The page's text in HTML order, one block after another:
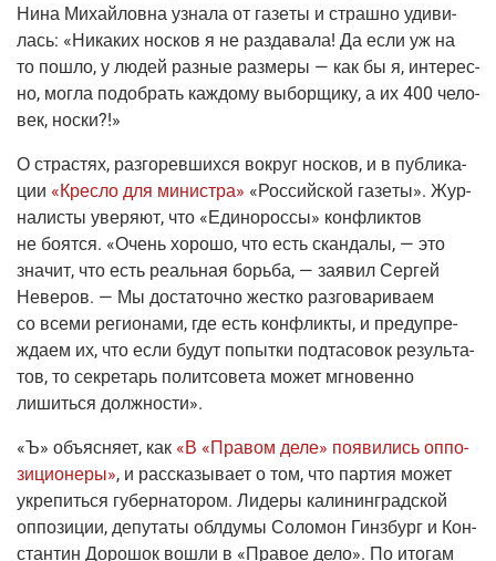
Нина Михай­лов­на узна­ла от газе­ты и страш­но уди­ви­
лась: «Ника­ких нос­ков я не раз­да­ва­ла! Да если уж на
то пошло, у людей раз­ные раз­ме­ры — как бы я, инте­рес­
но, мог­ла подо­брать каж­до­му выбор­щи­ку, а их 400 чело­
век, носки?!»
О стра­стях, раз­го­рев­ших­ся вокруг нос­ков, и в пуб­ли­ка­
ции «Крес­ло для мини­стра» «Рос­сий­ской газе­ты». Жур­
на­ли­сты уве­ря­ют, что «Еди­но­рос­сы» кон­флик­тов
не боят­ся. «Очень хоро­шо, что есть скан­да­лы, — это
зна­чит, что есть реаль­ная борь­ба, — заявил Сер­гей
Неве­ров. — Мы доста­точ­но жест­ко раз­го­ва­ри­ва­ем
со все­ми реги­о­на­ми, где есть кон­флик­ты, и пре­ду­пре­
жда­ем их, что если будут попыт­ки под­та­со­вок резуль­та­
тов, то сек­ре­тарь полит­со­ве­та может мгно­вен­но
лишить­ся должности».
«Ъ» объ­яс­ня­ет, как «В «Пра­вом деле» появи­лись оппо­
зи­ци­о­не­ры», и рас­ска­зы­ва­ет о том, что пар­тия может
укре­пить­ся губер­на­то­ром. Лиде­ры кали­нин­град­ской
оппо­зи­ции, депу­та­ты обл­ду­мы Соло­мон Гин­збург и Кон­
стан­тин Доро­шок вошли в «Пра­вое дело». По ито­гам